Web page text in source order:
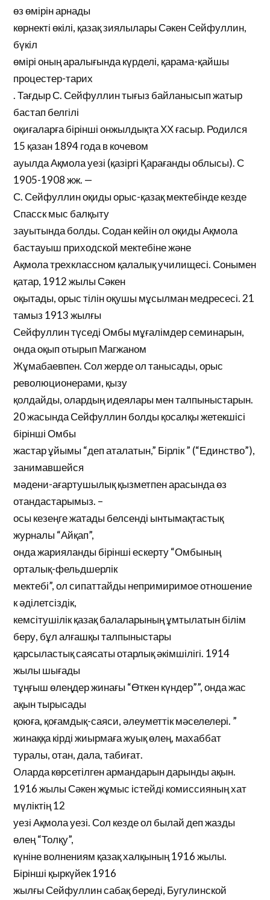
өз өмірін арнады
көрнекті өкілі, қазақ зиялылары Сәкен Сейфуллин,
бүкіл
өмірі оның аралығында күрделі, қарама-қайшы
процестер-тарих
. Тағдыр С. Сейфуллин тығыз байланысып жатыр
бастап белгілі
оқиғаларға бірінші онжылдықта ХХ ғасыр. Родился
15 қазан 1894 года в кочевом
ауылда Ақмола уезі (қазіргі Қарағанды облысы). С
1905-1908 жж. —
С. Сейфуллин оқиды орыс-қазақ мектебінде кезде
Спасск мыс балқыту
зауытында болды. Содан кейін ол оқиды Ақмола
бастауыш приходской мектебіне және
Ақмола трехклассном қалалық училищесі. Сонымен
қатар, 1912 жылы Сәкен
оқытады, орыс тілін оқушы мұсылман медресесі. 21
тамыз 1913 жылғы
Сейфуллин түседі Омбы мұғалімдер семинарын,
онда оқып отырып Магжаном
Жұмабаевпен. Сол жерде ол танысады, орыс
революционерами, қызу
қолдайды, олардың идеялары мен талпыныстарын.
20 жасында Сейфуллин болды қосалқы жетекшісі
бірінші Омбы
жастар ұйымы “деп аталатын,” Бірлік ” (“Единство”),
занимавшейся
мәдени-ағартушылық қызметпен арасында өз
отандастарымыз. –
осы кезеңге жатады белсенді ынтымақтастық
журналы “Айқап”,
онда жарияланды бірінші ескерту “Омбының
орталық-фельдшерлік
мектебі”, ол сипаттайды непримиримое отношение
к әділетсіздік,
кемсітушілік қазақ балаларының ұмтылатын білім
беру, бұл алғашқы талпыныстары
қарсыластық саясаты отарлық әкімшілігі. 1914
жылы шығады
тұңғыш өлеңдер жинағы “Өткен күндер””, онда жас
ақын тырысады
қоюға, қоғамдық-саяси, әлеуметтік мәселелері. ”
жинаққа кірді жиырмаға жуық өлең, махаббат
туралы, отан, дала, табиғат.
Оларда көрсетілген армандарын дарынды ақын.
1916 жылы Сәкен жұмыс істейді комиссияның хат
мүліктің 12
уезі Ақмола уезі. Сол кезде ол былай деп жазды
өлең “Толқу”,
күніне волнениям қазақ халқының 1916 жылы.
Бірінші қыркүйек 1916
жылғы Сейфуллин сабақ береді, Бугулинской